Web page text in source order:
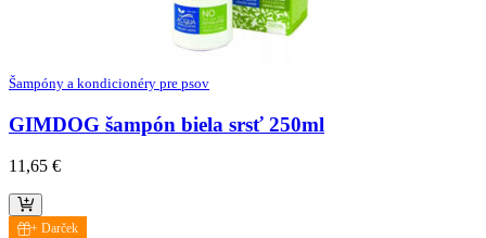
Šampóny a kondicionéry pre psov
GIMDOG šampón biela srsť 250ml
11,65 €
+ Darček